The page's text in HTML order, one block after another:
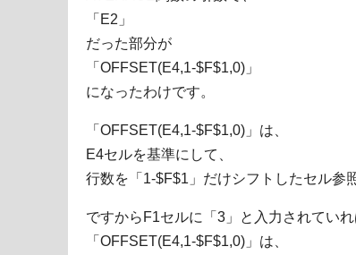
「E2」
だった部分が
「OFFSET(E4,1-$F$1,0)」
になったわけです。
「OFFSET(E4,1-$F$1,0)」は、
E4セルを基準にして、
行数を「1-$F$1」だけシフトしたセル参
ですからF1セルに「3」と入力されてい
「OFFSET(E4,1-$F$1,0)」は、